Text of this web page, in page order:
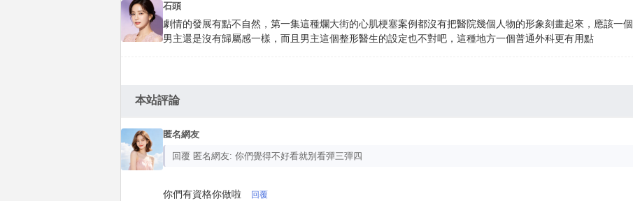
石頭
劇情的發展有點不自然，第一集這種爛大街的心肌梗塞案例都沒有把醫院幾個人物的形象刻畫起來，應該一
男主還是沒有歸屬感一樣，而且男主這個整形醫生的設定也不對吧，這種地方一個普通外科更有用點
本站評論
匿名網友
回覆 匿名網友: 你們覺得不好看就別看彈三彈四
你們有資格你做啦 回覆